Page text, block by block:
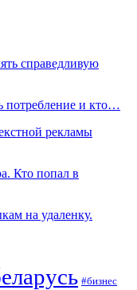
справедливую
потребление и кто…
рекламы
Кто попал в
на удаленку.
#бизнес